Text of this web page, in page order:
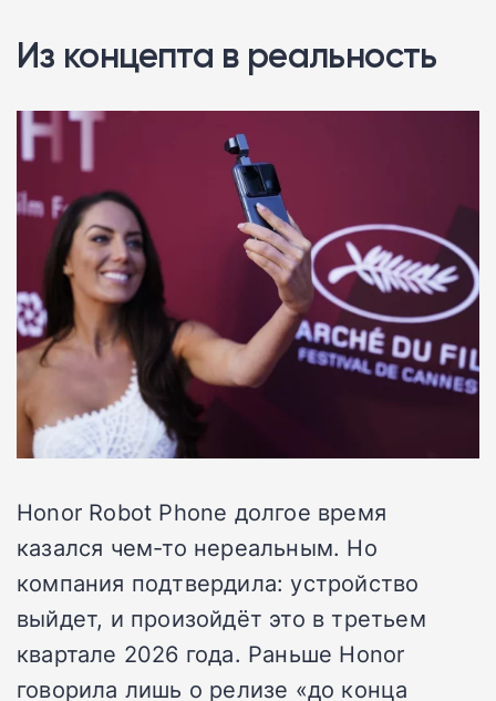
Из концепта в реальность
Honor Robot Phone долгое время
казался чем-то нереальным. Но
компания подтвердила: устройство
выйдет, и произойдёт это в третьем
квартале 2026 года. Раньше Honor
говорила лишь о релизе «до конца